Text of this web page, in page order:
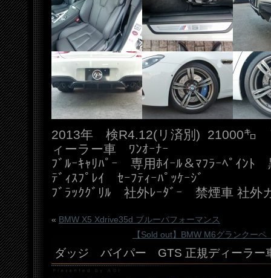
2013年 検R4.12(リ済別) 21000㌔
ィーラー車 ﾜﾝｵｰﾅｰ
ﾌﾞﾙｰｷｬﾘﾊﾟｰ 専用ﾎｲｰﾙ＆ﾏﾌﾗｰﾍﾟｲﾝﾄ
ﾃﾞｨｽﾌﾟﾚｲ ｾｰﾌﾃｨｰﾊﾟｯｹｰｼﾞ
ﾌﾞﾗｯｸｸﾞﾘﾙ 社外ﾚｰﾀﾞｰ 禁煙車 社外
« BMW X5 Xdrive35d ブルーパフォーマンス
【Sold out】BMW M6グランクー
ダッジ バイパー GTS 正規ディーラー